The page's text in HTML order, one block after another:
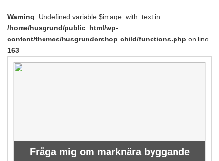
Warning: Undefined variable $image_with_text in
/home/husgrund/public_html/wp-
content/themes/husgrundershop-child/functions.php on line
163
Fråga mig om marknära byggande